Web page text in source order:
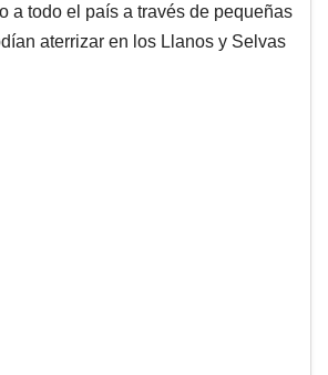
a todo el país a través de pequeñas
aterrizar en los Llanos y Selvas